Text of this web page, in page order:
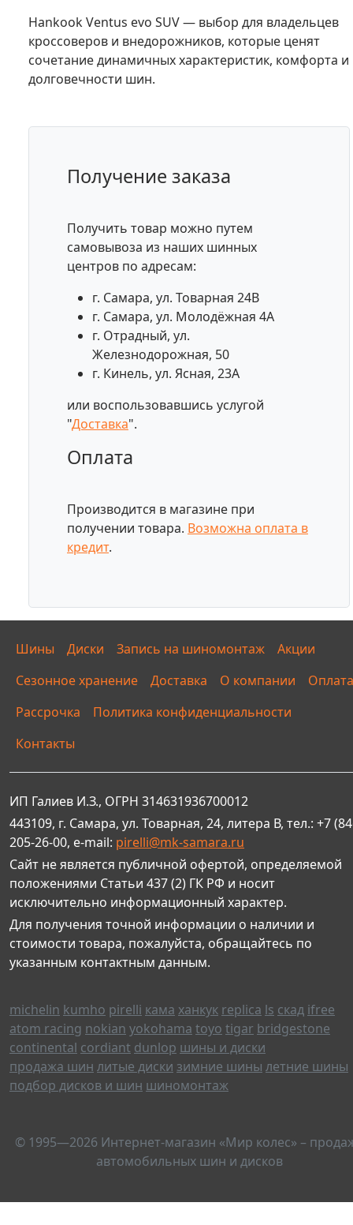
Hankook Ventus evo SUV — выбор для владельцев
кроссоверов и внедорожников, которые ценят
сочетание динамичных характеристик, комфорта и
долговечности шин.
Получение заказа
Получить товар можно путем
самовывоза из наших шинных
центров по адресам:
г. Самара, ул. Товарная 24В
г. Самара, ул. Молодёжная 4А
г. Отрадный, ул.
Железнодорожная, 50
г. Кинель, ул. Ясная, 23А
или воспользовавшись услугой
"Доставка".
Оплата
Производится в магазине при
получении товара. Возможна оплата в
кредит.
Шины Диски Запись на шиномонтаж
Акции
Сезонное хранение
Доставка О компании
Оплата
Рассрочка
Политика конфиденциальности
Контакты
ИП Галиев И.З., ОГРН 314631936700012
443109, г. Самара, ул. Товарная, 24, литера В, тел.: +7
205-26-00, e-mail: pirelli@mk-samara.ru
Сайт не является публичной офертой, определяемой
положениями Статьи 437 (2) ГК РФ и носит
исключительно информационный характер.
Для получения точной информации о наличии и
стоимости товара, пожалуйста, обращайтесь по
указанным контактным данным.
michelin kumho pirelli кама ханкук replica ls скад ifree
atom racing nokian yokohama toyo tigar bridgestone
continental cordiant dunlop шины и диски
продажа шин литые диски зимние шины летние шины
подбор дисков и шин шиномонтаж
© 1995—2026 Интернет-магазин «Мир колес» –
автомобильных шин и дисков